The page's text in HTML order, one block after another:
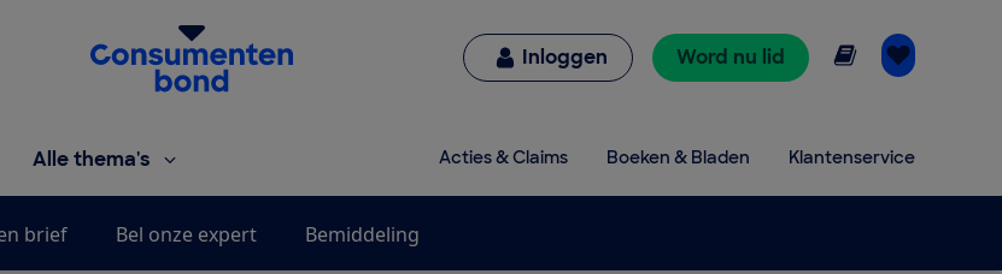
Homepage van de Consumentenbond
Inloggen Word nu lid Online lezen
Alle thema's Acties & Claims Boeken & Bladen Klantenservice
brief Bel onze expert Bemiddeling